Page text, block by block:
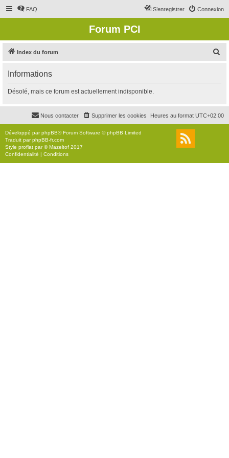
FAQ Connexion
S’enregistrer
Forum PCI
Index du forum
r
c
r
Informations
Désolé, mais ce forum est actuellement indisponible.
Heures au format UTC+02:00
Supprimer les cookies
Nous contacter
Développé parphpBB® Forum Software © phpBB Limited
Traduit parphpBB-fr.com
Style proflat par ©Mazeltof 2017
Confidentialité | Conditions